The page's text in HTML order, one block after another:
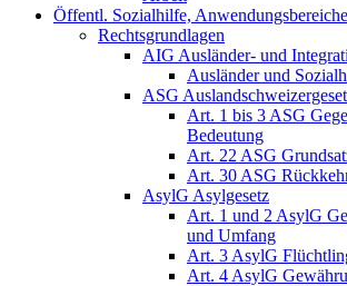
Öffentl. Sozialhilfe, Anwendungsbereiche
Rechtsgrundlagen
AIG Ausländer- und
Ausländer und
ASG
Art. 1 bis 3 ASG
Bedeutung
Art. 22 ASG
Art. 30 ASG
AsylG Asylgesetz
Art. 1 und 2 AsylG
und Umfang
Art. 3 AsylG
Art. 4 AsylG